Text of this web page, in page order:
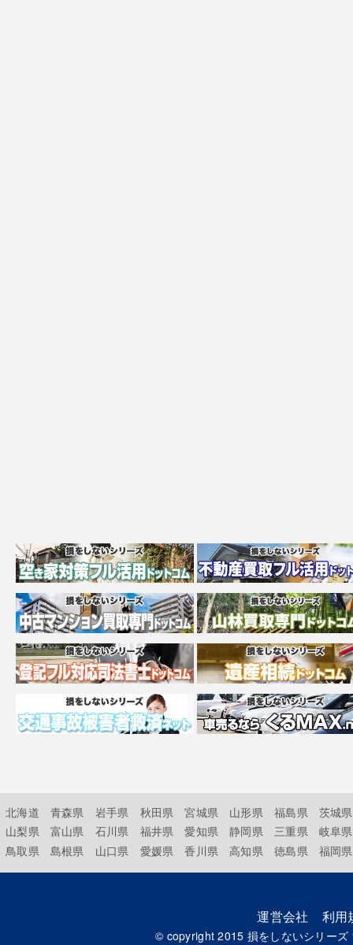
北海道 青森県 岩手県 秋田県 宮城県 山形県 福島県
茨城県
山梨県
富山県 石川県 福井県 愛知県 静岡県 三重県
岐阜県
鳥取県
島根県 山口県 愛媛県 香川県 高知県 徳島県 福岡県
運営会社 利用
© copyright 2015 損をしないシリー